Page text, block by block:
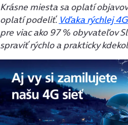
Krásne miesta sa oplatí
oplatí podeliť. Vďaka rýchlej
pre viac ako 97 % obyvateľov
spraviť rýchlo a prakticky